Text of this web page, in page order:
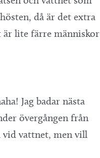
då är det extra
är lite färre människor
Jag badar nästa
övergången från
vid vattnet, men vill